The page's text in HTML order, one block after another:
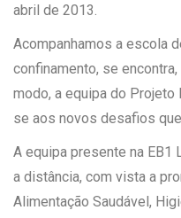
abril de 2013.
Acompanhamos a escola
confinamento, se
modo, a equipa do
se aos novos desafios
A equipa presente na
a distância, com vista a
Alimentação Saudável,